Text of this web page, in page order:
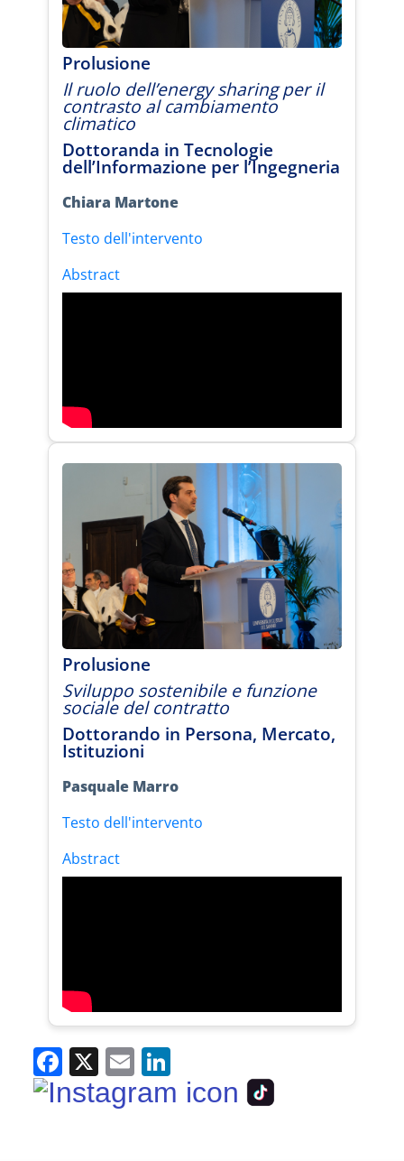
Prolusione
Il ruolo dell’energy sharing per il
contrasto al cambiamento
climatico
Dottoranda in Tecnologie
dell’Informazione per l’Ingegneria
Chiara Martone
Testo dell'intervento
Abstract
Prolusione
Sviluppo sostenibile e funzione
sociale del contratto
Dottorando in Persona, Mercato,
Istituzioni
Pasquale Marro
Testo dell'intervento
Abstract
Facebook
X Email